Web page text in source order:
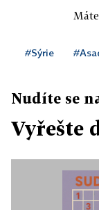
#Sýrie
Nudíte se
Vyřešte